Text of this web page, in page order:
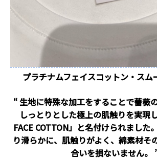
プラチナムフェイスコットン・ス
“ 生地に特殊な加工をすることで薔薇
しっとりとした極上の肌触りを実現
FACE COTTON」と名付けられました
り滑らかに、肌触りがよく、綿素材そ
合いを損ないません。